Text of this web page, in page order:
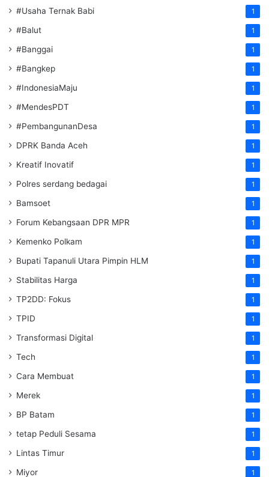
#Usaha Ternak Babi 1
#Balut 1
#Banggai 1
#Bangkep 1
#IndonesiaMaju 1
#MendesPDT 1
#PembangunanDesa 1
DPRK Banda Aceh 1
Kreatif Inovatif 1
Polres serdang bedagai 1
Bamsoet 1
Forum Kebangsaan DPR MPR 1
Kemenko Polkam 1
‎Bupati Tapanuli Utara Pimpin HLM 1
Stabilitas Harga 1
TP2DD: Fokus 1
TPID 1
Transformasi Digital 1
Tech 1
Cara Membuat 1
Merek 1
BP Batam 1
tetap Peduli Sesama 1
Lintas Timur 1
Miyor 1